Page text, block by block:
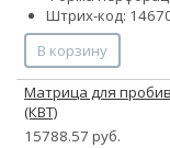
Штрих-код:
В корзину
Матрица для
(КВТ)
15788.57 руб.